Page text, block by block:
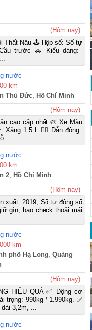
(Hôm nay)
Thất Nâu 🕹️ Hộp số: Số tự
trước 🚗 Kiểu dáng:
nước
km
Thủ Đức, Hồ Chí Minh
(Hôm nay)
cao cấp nhất 🎨 Xe Màu
1.5 L 🚴‍♀️ Dẫn động:
nước
km
2, Hồ Chí Minh
(Hôm nay)
xuất: 2019, Số tự động số
gìn, bao check thoải mái
nước
km
phố Hạ Long, Quảng
(Hôm nay)
HIỆU QUẢ ✅ Động cơ
trọng: 990kg / 1.990kg. ✅
dài 3,2m, ...
nước